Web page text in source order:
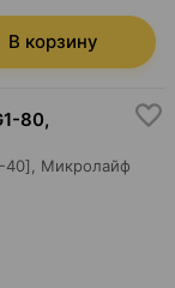
В корзину
80,
Микролайф